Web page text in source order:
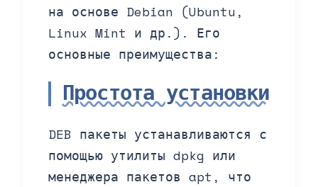
на основе Debian (Ubuntu,
Linux Mint и др.). Его
основные преимущества:
Простота установки
DEB пакеты устанавливаются с
помощью утилиты dpkg или
менеджера пакетов apt, что